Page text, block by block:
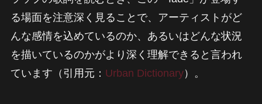
る場面を注意深く見ることで、アーティストがど
んな感情を込めているのか、あるいはどんな状況
を描いているのかがより深く理解できると言われ
ています（引用元： Urban Dictionary）。